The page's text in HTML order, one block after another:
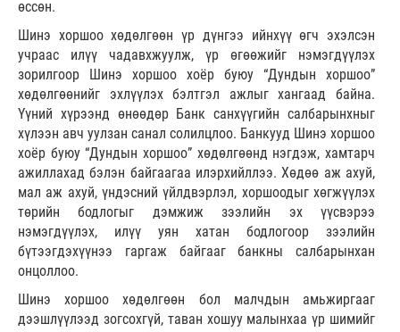
өссөн.
Шинэ хоршоо хөдөлгөөн үр дүнгээ ийнхүү өгч эхэлсэн
учраас илүү чадавхжуулж, үр өгөөжийг нэмэгдүүлэх
зорилгоор Шинэ хоршоо хоёр буюу “Дундын хоршоо”
хөдөлгөөнийг эхлүүлэх бэлтгэл ажлыг хангаад байна.
Үүний хүрээнд өнөөдөр Банк санхүүгийн салбарынхныг
хүлээн авч уулзан санал солилцлоо. Банкууд Шинэ хоршоо
хоёр буюу “Дундын хоршоо” хөдөлгөөнд нэгдэж, хамтарч
ажиллахад бэлэн байгаагаа илэрхийллээ. Хөдөө аж ахуй,
мал аж ахуй, үндэсний үйлдвэрлэл, хоршоодыг хөгжүүлэх
төрийн бодлогыг дэмжиж зээлийн эх үүсвэрээ
нэмэгдүүлэх, илүү уян хатан бодлогоор зээлийн
бүтээгдэхүүнээ гаргаж байгааг банкны салбарынхан
онцоллоо.
Шинэ хоршоо хөдөлгөөн бол малчдын амьжиргааг
дээшлүүлээд зогсохгүй, таван хошуу малынхаа үр шимийг